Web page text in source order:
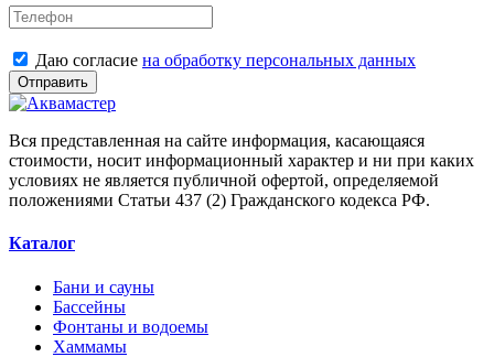
Даю согласие на обработку персональных данных
Отправить
Вся представленная на сайте информация, касающаяся
стоимости, носит информационный характер и ни при каких
условиях не является публичной офертой, определяемой
положениями Статьи 437 (2) Гражданского кодекса РФ.
Каталог
Бани и сауны
Бассейны
Фонтаны и водоемы
Хаммамы